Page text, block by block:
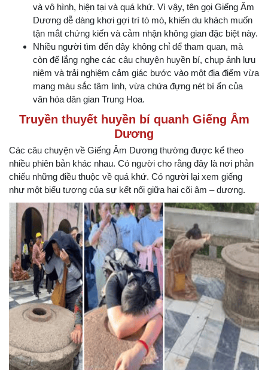
và vô hình, hiện tại và quá khứ. Vì vậy, tên gọi Giếng Âm
Dương dễ dàng khơi gợi trí tò mò, khiến du khách muốn
tận mắt chứng kiến và cảm nhận không gian đặc biệt này.
Nhiều người tìm đến đây không chỉ để tham quan, mà
còn để lắng nghe các câu chuyện huyền bí, chụp ảnh lưu
niệm và trải nghiệm cảm giác bước vào một địa điểm vừa
mang màu sắc tâm linh, vừa chứa đựng nét bí ẩn của
văn hóa dân gian Trung Hoa.
Truyền thuyết huyền bí quanh Giếng Âm
Dương
Các câu chuyện về Giếng Âm Dương thường được kể theo
nhiều phiên bản khác nhau. Có người cho rằng đây là nơi phản
chiếu những điều thuộc về quá khứ. Có người lại xem giếng
như một biểu tượng của sự kết nối giữa hai cõi âm – dương.